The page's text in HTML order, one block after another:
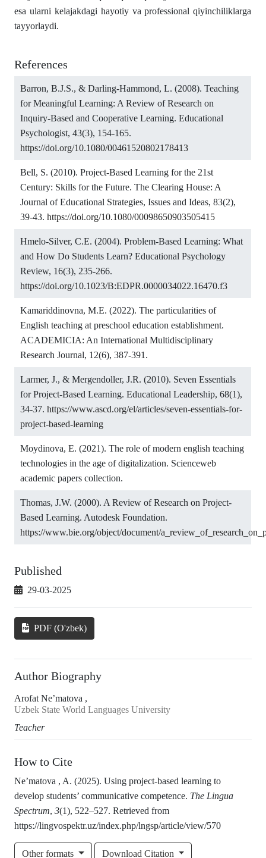
esa ularni kelajakdagi hayotiy va professional qiyinchiliklarga
tayyorlaydi.
References
Barron, B.J.S., & Darling-Hammond, L. (2008). Teaching
for Meaningful Learning: A Review of Research on
Inquiry-Based and Cooperative Learning. Educational
Psychologist, 43(3), 154-165.
https://doi.org/10.1080/00461520802178413
Bell, S. (2010). Project-Based Learning for the 21st
Century: Skills for the Future. The Clearing House: A
Journal of Educational Strategies, Issues and Ideas, 83(2),
39-43. https://doi.org/10.1080/00098650903505415
Hmelo-Silver, C.E. (2004). Problem-Based Learning: What
and How Do Students Learn? Educational Psychology
Review, 16(3), 235-266.
https://doi.org/10.1023/B:EDPR.0000034022.16470.f3
Kamariddinovna, M.E. (2022). The particularities of
English teaching at preschool education establishment.
ACADEMICIA: An International Multidisciplinary
Research Journal, 12(6), 387-391.
Larmer, J., & Mergendoller, J.R. (2010). Seven Essentials
for Project-Based Learning. Educational Leadership, 68(1),
34-37. https://www.ascd.org/el/articles/seven-essentials-for-
project-based-learning
Moydinova, E. (2021). The role of modern english teaching
technologies in the age of digitalization. Scienceweb
academic papers collection.
Thomas, J.W. (2000). A Review of Research on Project-
Based Learning. Autodesk Foundation.
https://www.bie.org/object/document/
Published
29-03-2025
PDF (O'zbek)
Author Biography
Arofat Ne’matova ,
Uzbek State World Languages University
Teacher
How to Cite
Ne’matova , A. (2025). Using project-based learning to
develop students’ communicative competence. The Lingua
Spectrum, 3(1), 522–527. Retrieved from
https://lingvospektr.uz/index.php/lngsp/article/view/570
Other formats Download Citation